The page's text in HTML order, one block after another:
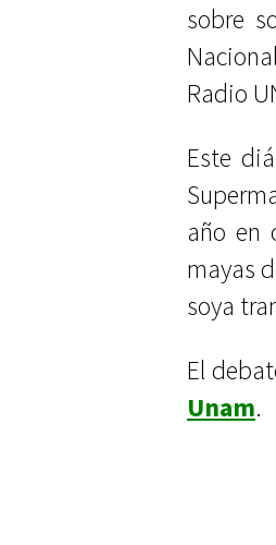
sobre
Radio
Este
año en
mayas
soya
El
Unam.